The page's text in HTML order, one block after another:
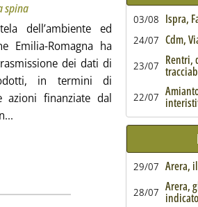
spina
dell’ambiente ed
Emilia-Romagna ha
dei dati di
in termini di
azioni finanziate dal
Leggi tutta la notizia: 'Emilia-
03/08 Ispra,
24/07 Cdm,
23/07 Rentri,
22/07
29/07 Arera,
28/07 Arera,